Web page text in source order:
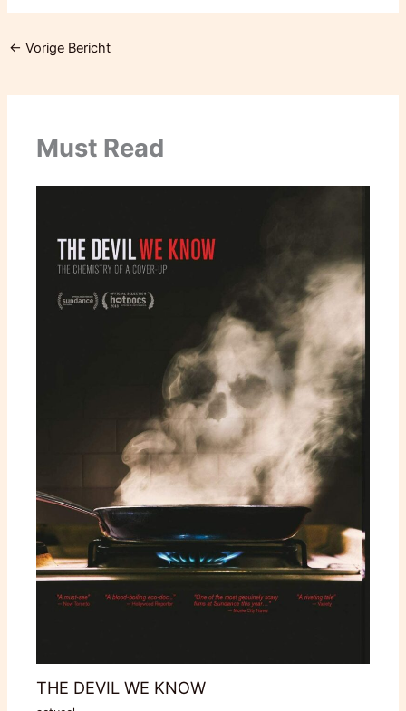
← Vorige Bericht
Must Read
THE DEVIL WE KNOW